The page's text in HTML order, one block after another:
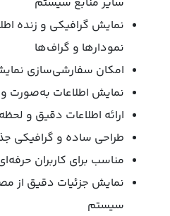
نمایش گرافیکی و زنده
نمودارها و گراف‌ها
امکان سفارشی‌سازی
نمایش اطلاعات
ارائه اطلاعات دقیق و
طراحی ساده و گرافیکی
مناسب برای کاربران
نمایش جزئیات دقیق از
سیستم